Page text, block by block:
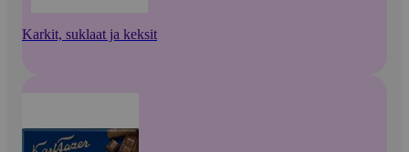
Karkit, suklaat ja keksit